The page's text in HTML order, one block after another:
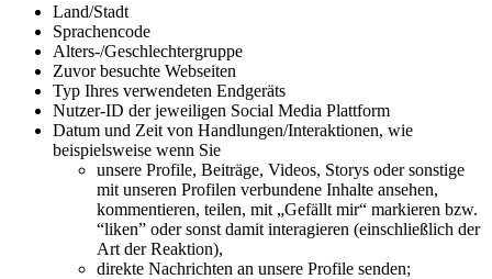
Land/Stadt
Sprachencode
Alters-/Geschlechtergruppe
Zuvor besuchte Webseiten
Typ Ihres verwendeten Endgeräts
Nutzer-ID der jeweiligen Social Media Plattform
Datum und Zeit von Handlungen/Interaktionen, wie
beispielsweise wenn Sie
unsere Profile, Beiträge, Videos, Storys oder sonstige
mit unseren Profilen verbundene Inhalte ansehen,
kommentieren, teilen, mit „Gefällt mir“ markieren bzw.
“liken” oder sonst damit interagieren (einschließlich der
Art der Reaktion),
direkte Nachrichten an unsere Profile senden;